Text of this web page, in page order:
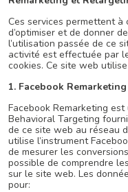
Ces services permettent à
d’optimiser et de donner
l’utilisation passée de ce
activité est effectuée par
cookies. Ce site web
1. Facebook
Facebook Remarketing
Behavioral Targeting
de ce site web au réseau
utilise l’instrument
de mesurer les
possible de comprendre
sur le site web. Les
pour: